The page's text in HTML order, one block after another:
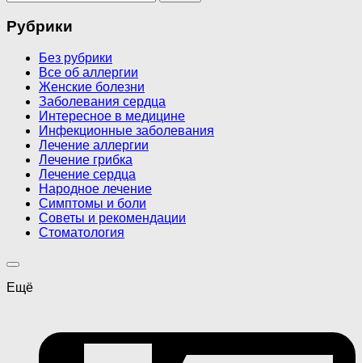
Рубрики
Без рубрики
Все об аллергии
Женские болезни
Заболевания сердца
Интересное в медицине
Инфекционные заболевания
Лечение аллергии
Лечение грибка
Лечение сердца
Народное лечение
Симптомы и боли
Советы и рекомендации
Стоматология
Ещё